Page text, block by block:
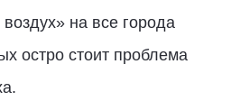
на все города
остро стоит проблема